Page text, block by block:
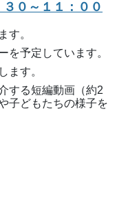
０～１１：００
す。
を予定しています。
ます。
する短編動画（約2
子どもたちの様子を